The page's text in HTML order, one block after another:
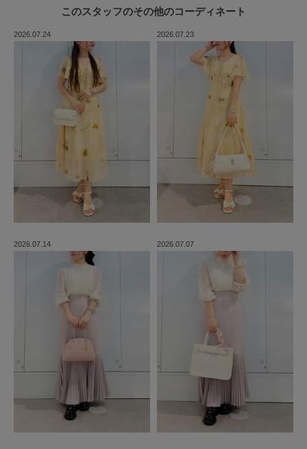
このスタッフのその他のコーディネート
2026.07.24 2026.07.23
2026.07.14 2026.07.07